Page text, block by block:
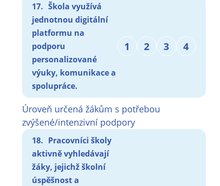
17. Škola využívá
jednotnou digitální
platformu na
podporu
personalizované
výuky, komunikace a
spolupráce.
1 2 3 4
Úroveň určená žákům s potřebou
zvýšené/intenzivní podpory
18. Pracovníci školy
aktivně vyhledávají
žáky, jejichž školní
úspěšnost a